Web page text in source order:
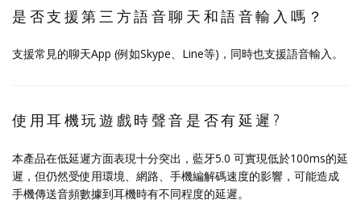
是否支援第三方語音聊天和語音輸入嗎？
支援常見的聊天App (例如Skype、Line等)，同時也支援語音輸入。
使用耳機玩遊戲時聲音是否有延遲?
本產品在低延遲方面表現十分突出，藍牙5.0 可實現低於100ms的延
遲，但仍然受使用環境、網路、手機編解碼速度的影響，可能造成
手機傳送音頻數據到耳機時有不同程度的延遲。